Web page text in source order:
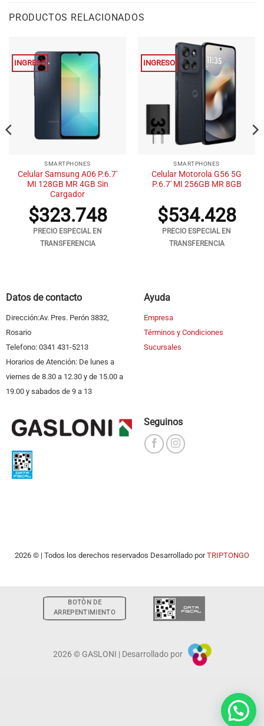
PRODUCTOS RELACIONADOS
INGRESO
SMARTPHONES
Celular Samsung A06 P.6.7′
MI 128GB MR 4GB Sin
Cargador
$323.748
PRECIO ESPECIAL EN
TRANSFERENCIA
INGRESO
SMARTPHONES
Celular Motorola G56 5G
P.6.7′ MI 256GB MR 8GB
$534.428
PRECIO ESPECIAL EN
TRANSFERENCIA
Datos de contacto
Dirección:Av. Pres. Perón 3832,
Rosario
Telefono: 0341 431-5213
Horarios de Atención: De lunes a
viernes de 8.30 a 12.30 y de 15.00 a
19.00 y sabados de 9 a 13
Ayuda
Empresa
Términos y Condiciones
Sucursales
Seguinos
2026 © | Todos los derechos reservados Desarrollado porTRIPTONGO
BOTÒN DE
ARREPENTIMIENTO
2026 © GASLONI | Desarrollado por